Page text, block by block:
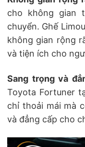
cho không gian
chuyển. Ghế
không gian rộng
và tiện ích cho
Sang trọng và
Toyota Fortuner
chỉ thoải mái mà
và đẳng cấp cho